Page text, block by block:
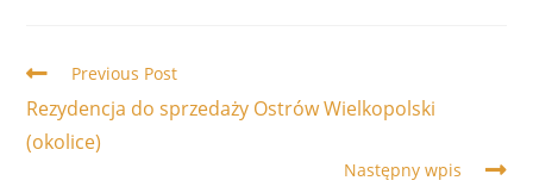
Read
articles
Previous Post
Rezydencja do sprzedaży Ostrów Wielkopolski
(okolice)
Następny wpis